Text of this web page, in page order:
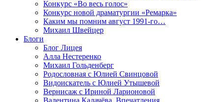
Конкурс «Во весь голос»
Конкурс новой драматургии «Ремарка»
Каким мы помним август 1991-го…
Михаил Швейцер
Блоги
Блог Лицея
Алла Нестеренко
Михаил Гольденберг
Родословная с Юлией Свинцовой
Видоискатель с Юлией Утышевой
Вернисаж с Ириной Ларионовой